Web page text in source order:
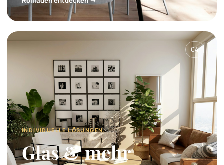
04
INDIVIDUELLE LÖSUNGEN.
Glas & mehr